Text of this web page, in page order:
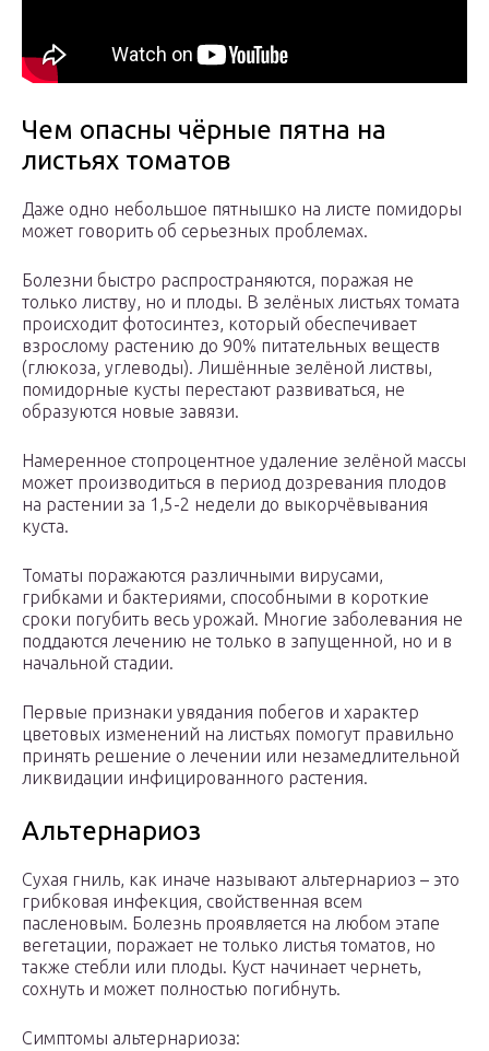
Чем опасны чёрные пятна на
листьях томатов
Даже одно небольшое пятнышко на листе помидоры
может говорить об серьезных проблемах.
Болезни быстро распространяются, поражая не
только листву, но и плоды. В зелёных листьях томата
происходит фотосинтез, который обеспечивает
взрослому растению до 90% питательных веществ
(глюкоза, углеводы). Лишённые зелёной листвы,
помидорные кусты перестают развиваться, не
образуются новые завязи.
Намеренное стопроцентное удаление зелёной массы
может производиться в период дозревания плодов
на растении за 1,5-2 недели до выкорчёвывания
куста.
Томаты поражаются различными вирусами,
грибками и бактериями, способными в короткие
сроки погубить весь урожай. Многие заболевания не
поддаются лечению не только в запущенной, но и в
начальной стадии.
Первые признаки увядания побегов и характер
цветовых изменений на листьях помогут правильно
принять решение о лечении или незамедлительной
ликвидации инфицированного растения.
Альтернариоз
Сухая гниль, как иначе называют альтернариоз – это
грибковая инфекция, свойственная всем
пасленовым. Болезнь проявляется на любом этапе
вегетации, поражает не только листья томатов, но
также стебли или плоды. Куст начинает чернеть,
сохнуть и может полностью погибнуть.
Симптомы альтернариоза: